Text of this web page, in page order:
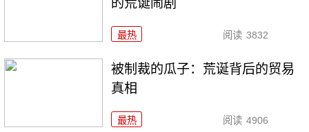
的荒诞闹剧
最热 阅读 3832
被制裁的瓜子：荒诞背后的贸易
真相
最热 阅读 4906